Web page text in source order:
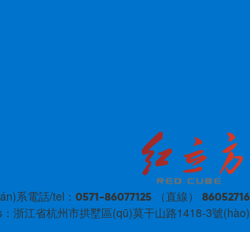
系電話/tel： 0571-86077125 （直線） 86052716
浙江省杭州市拱墅區(qū)莫干山路1418-3號(hào)